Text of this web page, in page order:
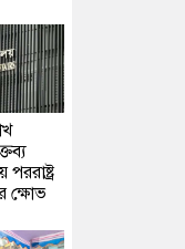
পররাষ্ট্র
ক্ষোভ